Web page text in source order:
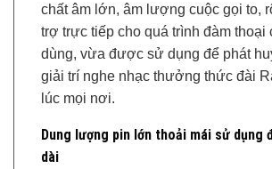
chất âm lớn, âm lượng cuộc gọi to,
trợ trực tiếp cho quá trình đàm thoại
dùng, vừa được sử dụng để phát
giải trí nghe nhạc thưởng thức đài
lúc mọi nơi.
Dung lượng pin lớn thoải mái sử dụng
dài